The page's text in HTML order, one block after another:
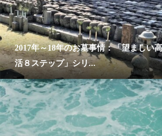
2017年～18年のお墓事情：「望ましい
活８ステップ」シリ...